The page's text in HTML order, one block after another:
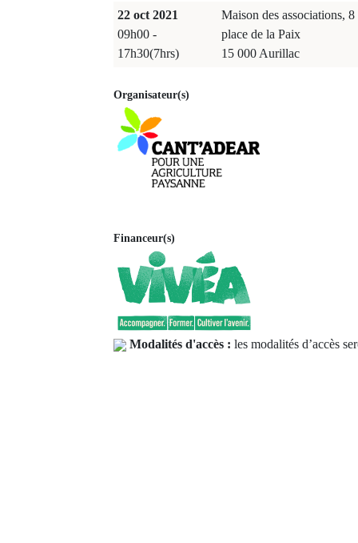
22 oct 2021
09h00 -
17h30(7hrs)
Maison des associations, 8
place de la Paix
15 000 Aurillac
Organisateur(s)
Financeur(s)
Modalités d'accès : les modalités d’accès